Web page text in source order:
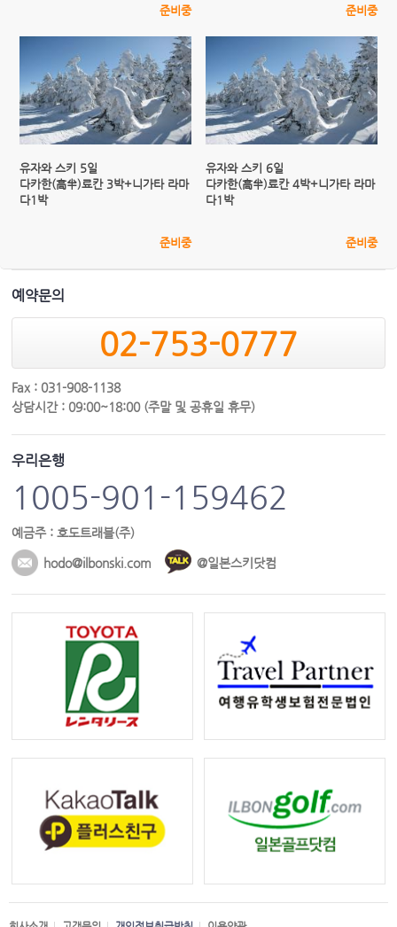
준비중 준비중
유자와 스키 5일
다카한(高半)료칸 3박+니가타 라마
다1박
준비중
유자와 스키 6일
다카한(高半)료칸 4박+니가타 라마
다1박
준비중
예약문의
02-753-0777
Fax : 031-908-1138
상담시간 : 09:00~18:00 (주말 및 공휴일 휴무)
우리은행
1005-901-159462
예금주 : 호도트래블(주)
hodo@ilbonski.com @일본스키닷컴